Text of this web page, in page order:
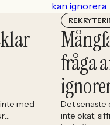
med
fråga
Det senaste
inte ökat,